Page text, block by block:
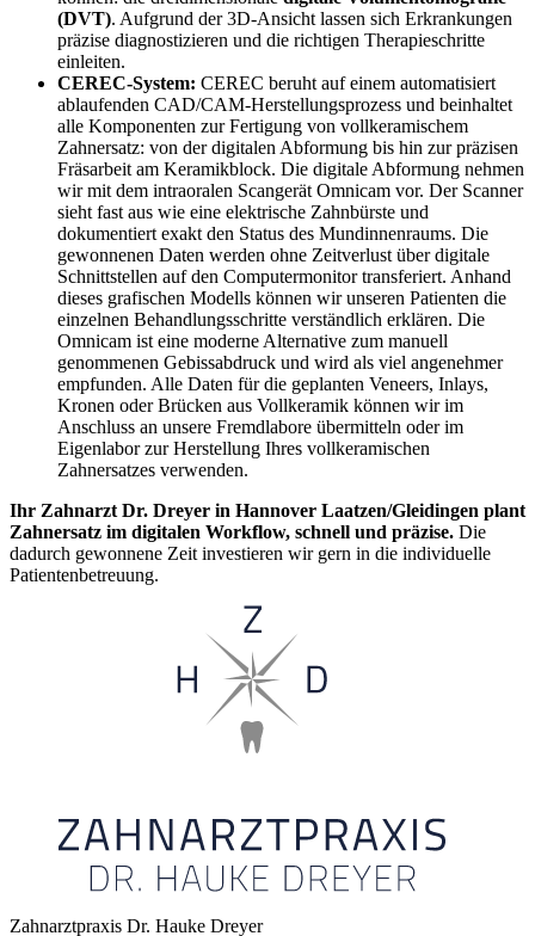
(DVT). Aufgrund der 3D-Ansicht lassen sich Erkrankungen
präzise diagnostizieren und die richtigen Therapieschritte
einleiten.
CEREC-System: CEREC beruht auf einem automatisiert
ablaufenden CAD/CAM-Herstellungsprozess und beinhaltet
alle Komponenten zur Fertigung von vollkeramischem
Zahnersatz: von der digitalen Abformung bis hin zur präzisen
Fräsarbeit am Keramikblock. Die digitale Abformung nehmen
wir mit dem intraoralen Scangerät Omnicam vor. Der Scanner
sieht fast aus wie eine elektrische Zahnbürste und
dokumentiert exakt den Status des Mundinnenraums. Die
gewonnenen Daten werden ohne Zeitverlust über digitale
Schnittstellen auf den Computermonitor transferiert. Anhand
dieses grafischen Modells können wir unseren Patienten die
einzelnen Behandlungsschritte verständlich erklären. Die
Omnicam ist eine moderne Alternative zum manuell
genommenen Gebissabdruck und wird als viel angenehmer
empfunden. Alle Daten für die geplanten Veneers, Inlays,
Kronen oder Brücken aus Vollkeramik können wir im
Anschluss an unsere Fremdlabore übermitteln oder im
Eigenlabor zur Herstellung Ihres vollkeramischen
Zahnersatzes verwenden.
Ihr Zahnarzt Dr. Dreyer in Hannover Laatzen/Gleidingen plant
Zahnersatz im digitalen Workflow, schnell und präzise. Die
dadurch gewonnene Zeit investieren wir gern in die individuelle
Patientenbetreuung.
Zahnarztpraxis Dr. Hauke Dreyer